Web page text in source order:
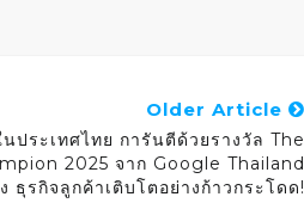
Older Article
ประเทศไทย การันตีด้วยรางวัล The
2025 จาก Google Thailand
ธุรกิจลูกค้าเติบโตอย่างก้าวกระโดด!